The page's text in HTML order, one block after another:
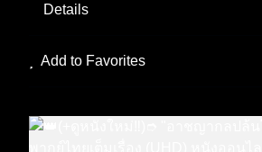
Details
Add to Favorites